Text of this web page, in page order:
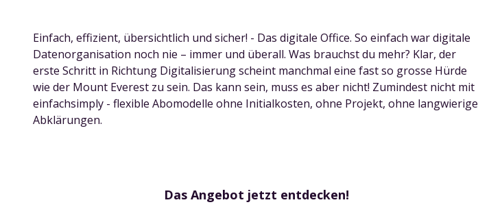
Einfach, effizient, übersichtlich und sicher! - Das digitale Office. So einfach war digitale
Datenorganisation noch nie – immer und überall. Was brauchst du mehr? Klar, der
erste Schritt in Richtung Digitalisierung scheint manchmal eine fast so grosse Hürde
wie der Mount Everest zu sein. Das kann sein, muss es aber nicht! Zumindest nicht mit
einfachsimply - flexible Abomodelle ohne Initialkosten, ohne Projekt, ohne langwierige
Abklärungen.
Das Angebot jetzt entdecken!